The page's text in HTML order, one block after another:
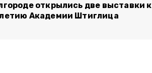
открылись две выставки к
Академии Штиглица